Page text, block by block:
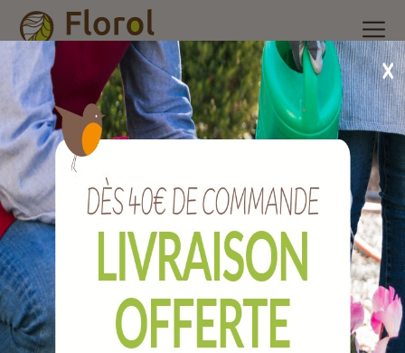
Accueil Nos produits /Outils de jardin/ Jardinage /Rouleau à
gazon métal de 44 cm
Rouleau à gazon métal de 44 cm